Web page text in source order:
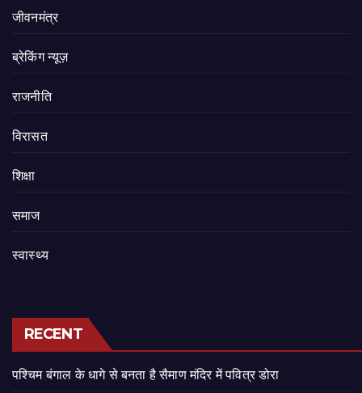
जीवनमंत्र
ब्रेकिंग न्यूज़
राजनीति
‍‍विरासत
शिक्षा
समाज
स्वास्थ्य
RECENT
पश्चिम बंगाल के धागे से बनता है सैमाण मंदिर में पवित्र डोरा